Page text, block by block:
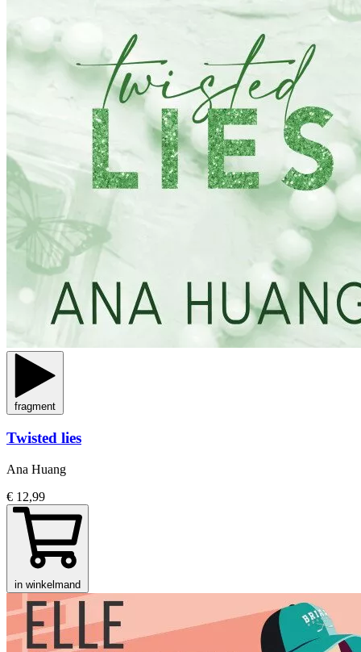
fragment
Twisted lies
Ana Huang
€ 12,99
in winkelmand